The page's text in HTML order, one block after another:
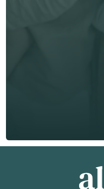
索取免費報價